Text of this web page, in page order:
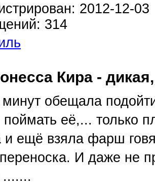
2012-12-03
314
Кира -
обещала
поймать её,... только
и ещё взяла фарш
И даже не